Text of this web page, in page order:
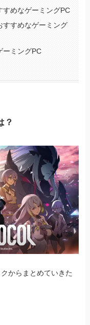
すめなゲーミングPC
すすめなゲーミング
ーミングPC
？
からまとめていきた